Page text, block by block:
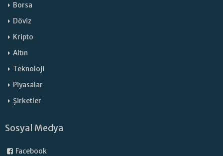
Borsa
Döviz
Kripto
Altın
Teknoloji
Piyasalar
Şirketler
Sosyal Medya
Facebook